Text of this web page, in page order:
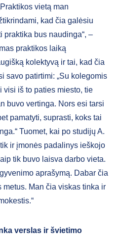
vietą man
kad čia galėsiu
praktika bus naudinga“, –
praktikos laiką
kolektyvą ir tai, kad čia
savo patirtimi: „Su kolegomis
visi iš to paties miesto, tie
buvo vertinga. Nors esi tarsi
pamatyti, suprasti, koks tai
Tuomet, kai po studijų A.
ir įmonės padalinys ieškojo
tik buvo laisva darbo vieta.
aprašymą. Dabar čia
Man čia viskas tinka ir
verslas ir švietimo